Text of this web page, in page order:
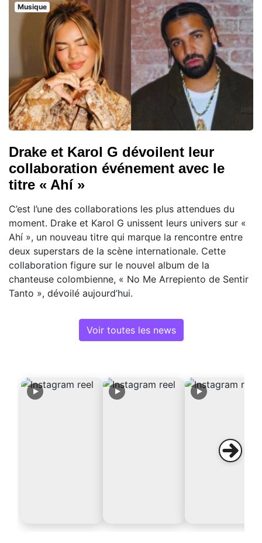
Musique
Drake et Karol G dévoilent leur
collaboration événement avec le
titre « Ahí »
C’est l’une des collaborations les plus attendues du
moment. Drake et Karol G unissent leurs univers sur «
Ahí », un nouveau titre qui marque la rencontre entre
deux superstars de la scène internationale. Cette
collaboration figure sur le nouvel album de la
chanteuse colombienne, « No Me Arrepiento de Sentir
Tanto », dévoilé aujourd’hui.
Voir toutes les news